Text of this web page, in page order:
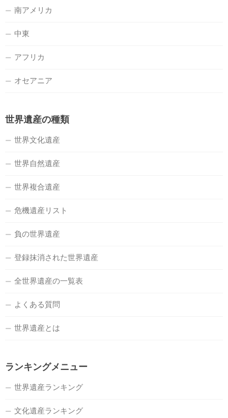
南アメリカ
中東
アフリカ
オセアニア
世界遺産の種類
世界文化遺産
世界自然遺産
世界複合遺産
危機遺産リスト
負の世界遺産
登録抹消された世界遺産
全世界遺産の一覧表
よくある質問
世界遺産とは
ランキングメニュー
世界遺産ランキング
文化遺産ランキング